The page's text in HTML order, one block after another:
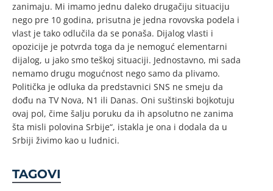
zanimaju. Mi imamo jednu daleko drugačiju situaciju
nego pre 10 godina, prisutna je jedna rovovska podela i
vlast je tako odlučila da se ponaša. Dijalog vlasti i
opozicije je potvrda toga da je nemoguć elementarni
dijalog, u jako smo teškoj situaciji. Jednostavno, mi sada
nemamo drugu mogućnost nego samo da plivamo.
Politička je odluka da predstavnici SNS ne smeju da
dođu na TV Nova, N1 ili Danas. Oni suštinski bojkotuju
ovaj pol, čime šalju poruku da ih apsolutno ne zanima
šta misli polovina Srbije“, istakla je ona i dodala da u
Srbiji živimo kao u ludnici.
TAGOVI